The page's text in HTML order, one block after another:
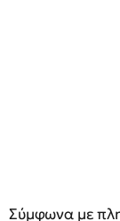
Σύμφωνα με